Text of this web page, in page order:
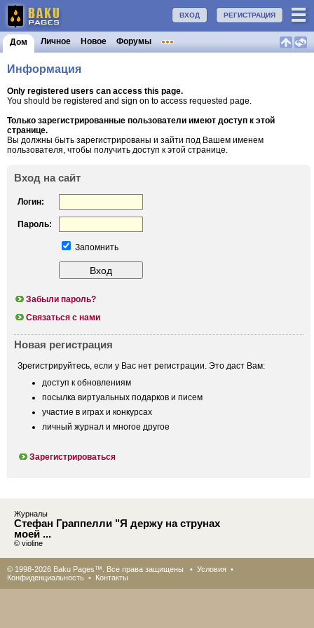
РЕГИСТРАЦИЯ
ВХОД
Дом Личное Новое Форумы
Информация
Only registered users can access this page.
You should be registered and sign on to access requested page.
Только зарегистрированные пользователи имеют доступ к этой
странице.
Вы должны быть зарегистрированы и зайти под Вашем именем
пользователя, чтобы получить доступ к этой странице.
Вход на сайт
Логин:
Пароль:
Запомнить
Забыли пароль?
Связаться с нами
Новая регистрация
Зрегистрируйтесь, если у Вас нет регистрации. Это даст Вам:
доступ к обновлениям
посылка виртуальных подарков и писем
участие в играх и конкурсах
личный журнал и многое другое
Зарегистрироваться
Журналы
Стефан Граппелли "Я держу на струнах
моей ...
© violine
© 1998-2026 Baku Pages™. Все права защищены • Условия •
Конфиденциальность • Контакты